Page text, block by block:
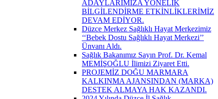
ADAYLARIMIZA YÖNELİK
BİLGİLENDİRME ETKİNLİKLERİMİZ
DEVAM EDİYOR.
Düzce Merkez Sağlıklı Hayat Merkezimiz
‘‘Bebek Dostu Sağlıklı Hayat Merkezi’’
Ünvanı Aldı.
Sağlık Bakanımız Sayın Prof. Dr. Kemal
MEMİŞOĞLU İlimizi Ziyaret Etti.
PROJEMİZ DOĞU MARMARA
KALKINMA AJANSINDAN (MARKA)
DESTEK ALMAYA HAK KAZANDI.